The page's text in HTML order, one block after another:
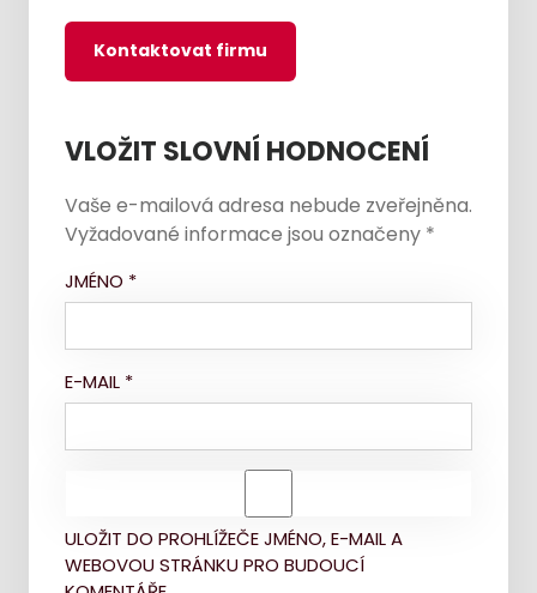
Kontaktovat firmu
VLOŽIT SLOVNÍ HODNOCENÍ
Vaše e-mailová adresa nebude zveřejněna.
Vyžadované informace jsou označeny *
JMÉNO *
E-MAIL *
ULOŽIT DO PROHLÍŽEČE JMÉNO, E-MAIL A
WEBOVOU STRÁNKU PRO BUDOUCÍ